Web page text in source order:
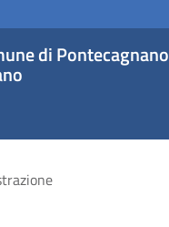
di Pontecagnano